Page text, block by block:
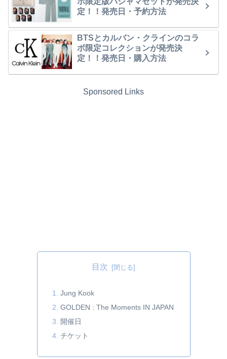
定！！発売日・予約方法
BTSとカルバン・クラインのコラ
ボ限定コレクションが発売決
定！！発売日・購入方法
Sponsored Links
目次
Jung Kook
GOLDEN : The Moments IN JAPAN
開催日
チケット